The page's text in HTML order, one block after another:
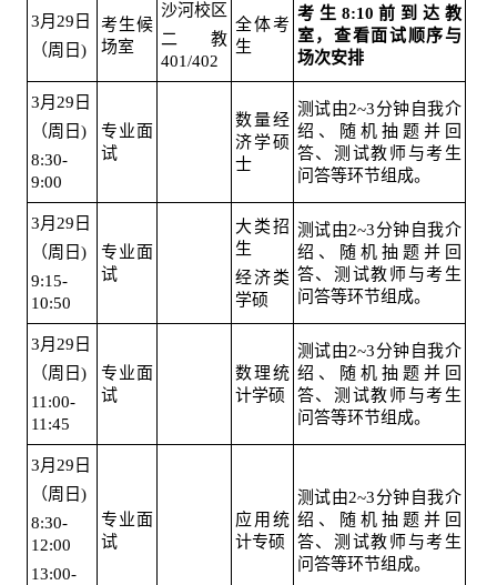
3月29日
（周日)
考生候
场室
沙河校区
二教
401/402
全体考
生
考生8:10前到达教
室，查看面试顺序与
场次安排
3月29日
（周日)
8:30-
9:00
专业面
试
数量经
济学硕
士
测试由2~3分钟自我介
绍、随机抽题并回
答、测试教师与考生
问答等环节组成。
3月29日
（周日)
9:15-
10:50
专业面
试
大类招
生
经济类
学硕
测试由2~3分钟自我介
绍、随机抽题并回
答、测试教师与考生
问答等环节组成。
3月29日
（周日)
11:00-
11:45
专业面
试
数理统
计学硕
测试由2~3分钟自我介
绍、随机抽题并回
答、测试教师与考生
问答等环节组成。
3月29日
（周日)
8:30-
12:00
13:00-
专业面
试
应用统
计专硕
测试由2~3分钟自我介
绍、随机抽题并回
答、测试教师与考生
问答等环节组成。